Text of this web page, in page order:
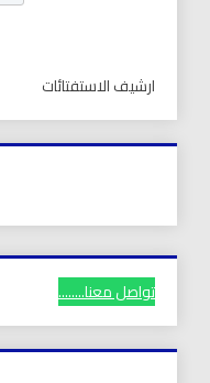
ارشيف الاستفتائات
تواصل معنا........